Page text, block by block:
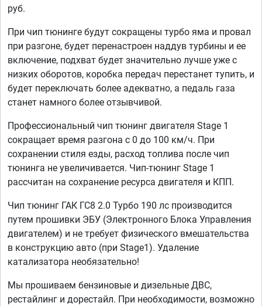
руб.
При чип тюнинге будут сокращены турбо яма и провал
при разгоне, будет перенастроен наддув турбины и ее
включение, подхват будет значительно лучше уже с
низких оборотов, коробка передач перестанет тупить, и
будет переключать более адекватно, а педаль газа
станет намного более отзывчивой.
Профессиональный чип тюнинг двигателя Stage 1
сокращает время разгона с 0 до 100 км/ч. При
сохранении стиля езды, расход топлива после чип
тюнинга не увеличивается. Чип-тюнинг Stage 1
рассчитан на сохранение ресурса двигателя и КПП.
Чип тюнинг ГАК ГС8 2.0 Турбо 190 лс производится
путем прошивки ЭБУ (Электронного Блока Управления
двигателем) и не требует физического вмешательства
в конструкцию авто (при Stage1). Удаление
катализатора необязательно!
Мы прошиваем бензиновые и дизельные ДВС,
рестайлинг и дорестайл. При необходимости, возможно